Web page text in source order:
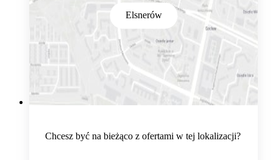
Elsnerów
Chcesz być na bieżąco z ofertami w tej lokalizacji?